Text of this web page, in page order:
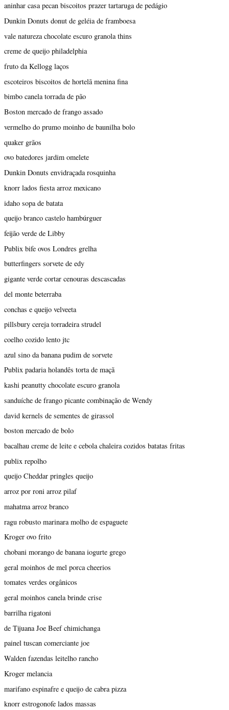
aninhar casa pecan biscoitos prazer tartaruga de pedágio
Dunkin Donuts donut de geléia de framboesa
vale natureza chocolate escuro granola thins
creme de queijo philadelphia
fruto da Kellogg laços
escoteiros biscoitos de hortelã menina fina
bimbo canela torrada de pão
Boston mercado de frango assado
vermelho do prumo moinho de baunilha bolo
quaker grãos
ovo batedores jardim omelete
Dunkin Donuts envidraçada rosquinha
knorr lados fiesta arroz mexicano
idaho sopa de batata
queijo branco castelo hambúrguer
feijão verde de Libby
Publix bife ovos Londres grelha
butterfingers sorvete de edy
gigante verde cortar cenouras descascadas
del monte beterraba
conchas e queijo velveeta
pillsbury cereja torradeira strudel
coelho cozido lento jtc
azul sino da banana pudim de sorvete
Publix padaria holandês torta de maçã
kashi peanutty chocolate escuro granola
sanduíche de frango picante combinação de Wendy
david kernels de sementes de girassol
boston mercado de bolo
bacalhau creme de leite e cebola chaleira cozidos batatas fritas
publix repolho
queijo Cheddar pringles queijo
arroz por roni arroz pilaf
mahatma arroz branco
ragu robusto marinara molho de espaguete
Kroger ovo frito
chobani morango de banana iogurte grego
geral moinhos de mel porca cheerios
tomates verdes orgânicos
geral moinhos canela brinde crise
barrilha rigatoni
de Tijuana Joe Beef chimichanga
painel tuscan comerciante joe
Walden fazendas leitelho rancho
Kroger melancia
marifano espinafre e queijo de cabra pizza
knorr estrogonofe lados massas